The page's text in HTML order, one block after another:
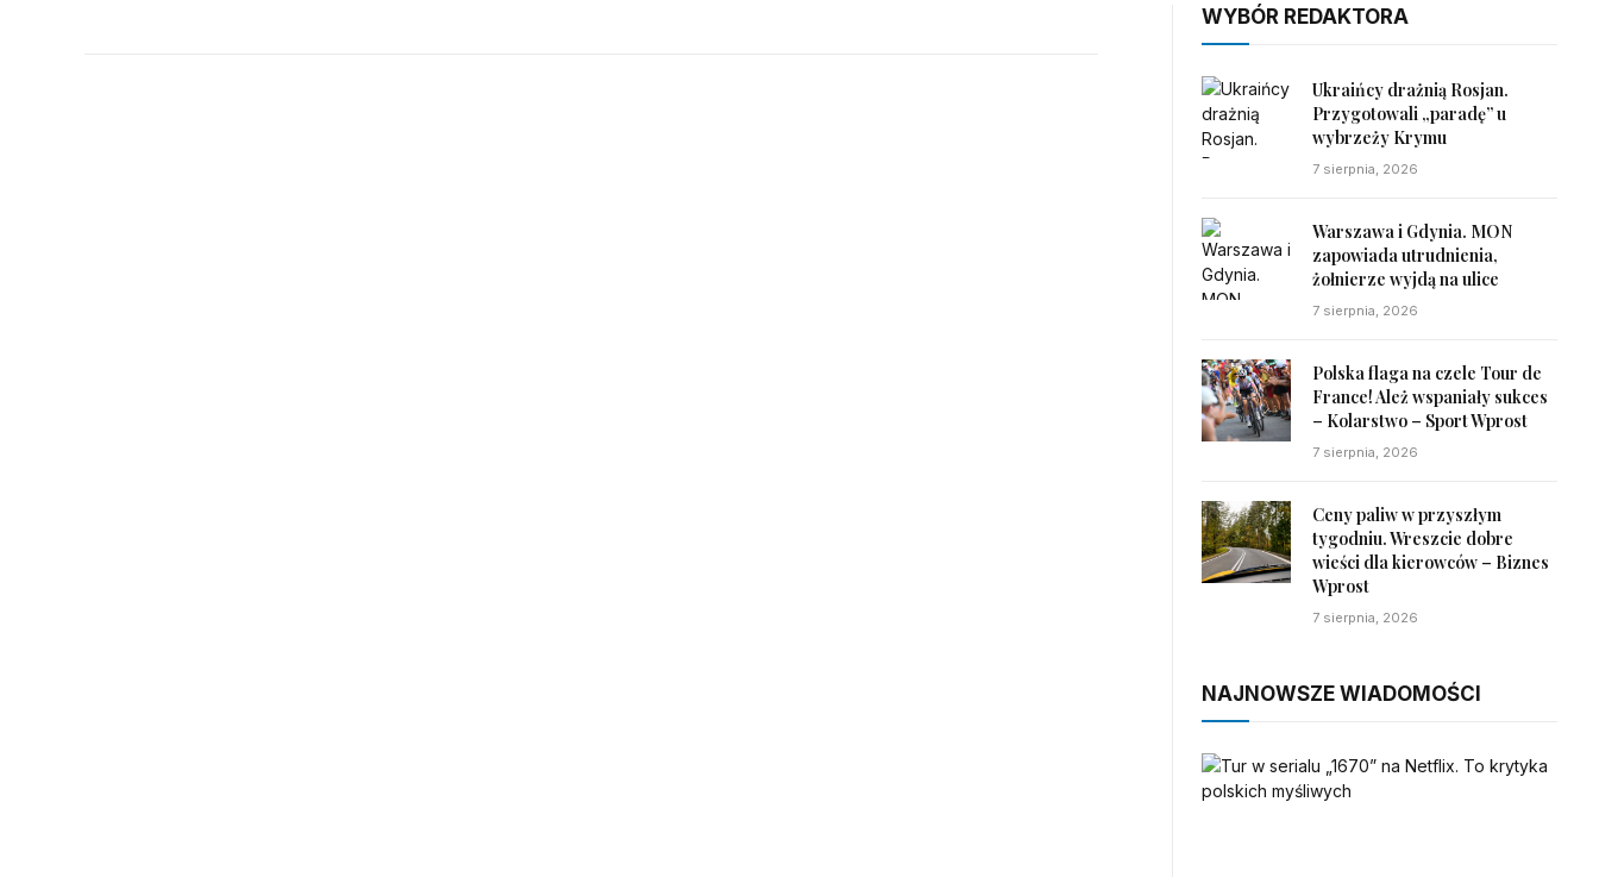
WYBÓR REDAKTORA
Ukraińcy drażnią Rosjan.
Przygotowali „paradę” u
wybrzeży Krymu
7 sierpnia, 2026
Warszawa i Gdynia. MON
zapowiada utrudnienia,
żołnierze wyjdą na ulice
7 sierpnia, 2026
Polska flaga na czele Tour de
France! Ależ wspaniały sukces
– Kolarstwo – Sport Wprost
7 sierpnia, 2026
Ceny paliw w przyszłym
tygodniu. Wreszcie dobre
wieści dla kierowców – Biznes
Wprost
7 sierpnia, 2026
NAJNOWSZE WIADOMOŚCI